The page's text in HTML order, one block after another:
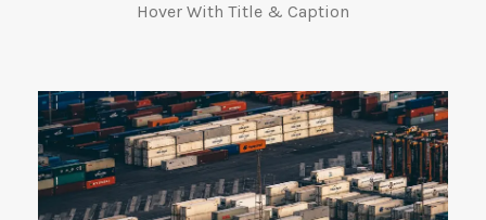
Hover With Title & Caption